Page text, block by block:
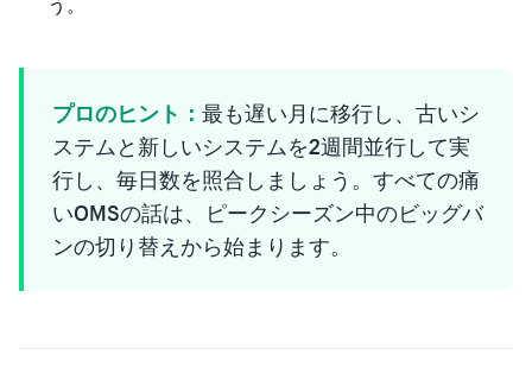
プロのヒント： 最も遅い月に移行し、古いシ
ステムと新しいシステムを2週間並行して実
行し、毎日数を照合しましょう。すべての痛
いOMSの話は、ピークシーズン中のビッグバ
ンの切り替えから始まります。